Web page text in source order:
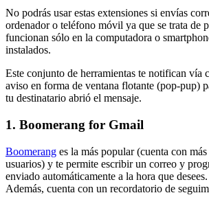
No podrás usar estas extensiones si envías
ordenador o teléfono móvil ya que se trata de
funcionan sólo en la computadora o
instalados.
Este conjunto de herramientas te notifican vía
aviso en forma de ventana flotante (pop-pup)
tu destinatario abrió el mensaje.
1. Boomerang for Gmail
Boomerang es la más popular (cuenta con
usuarios) y te permite escribir un correo y
enviado automáticamente a la hora que desees.
Además, cuenta con un recordatorio de